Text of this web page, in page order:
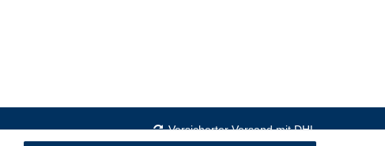
Versicherter Versand mit DHL